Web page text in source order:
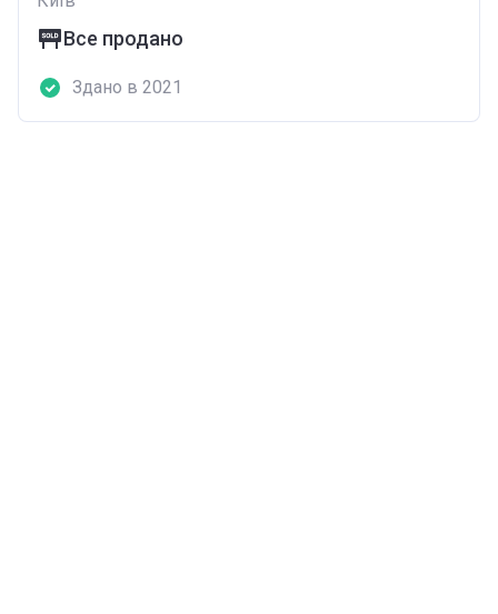
Все продано
Здано в 2021